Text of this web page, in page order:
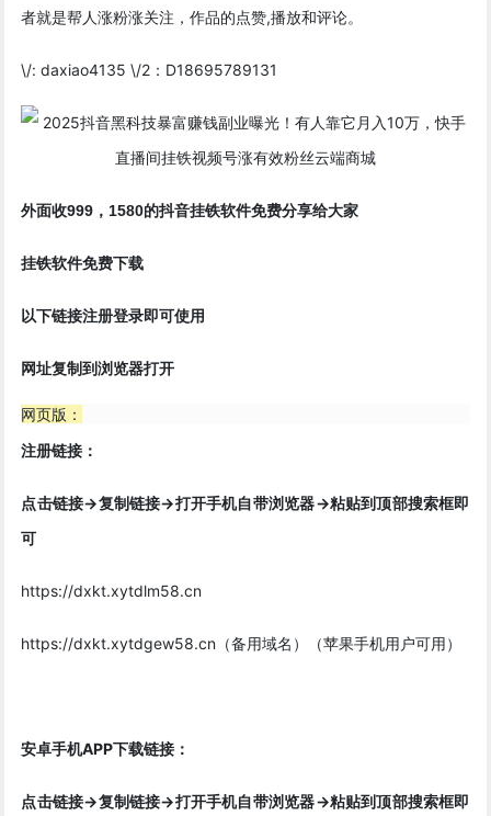
者就是帮人涨粉涨关注，作品的点赞,播放和评论。
\/: daxiao4135 \/2：D18695789131
外面收999，1580的抖音挂铁软件免费分享给大家
挂铁软件免费下载
以下链接注册登录即可使用
网址复制到浏览器打开
网页版：
注册链接：
点击链接->复制链接->打开手机自带浏览器->粘贴到顶部搜索框即
可
https://dxkt.xytdlm58.cn
https://dxkt.xytdgew58.cn（备用域名）（苹果手机用户可用）
安卓手机APP下载链接：
点击链接->复制链接->打开手机自带浏览器->粘贴到顶部搜索框即